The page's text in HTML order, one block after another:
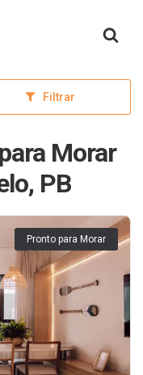
Filtrar
Morar
PB
Pronto para Morar